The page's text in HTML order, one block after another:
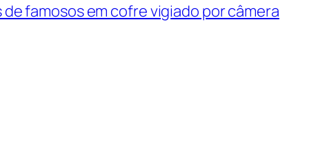
famosos em cofre vigiado por câmera